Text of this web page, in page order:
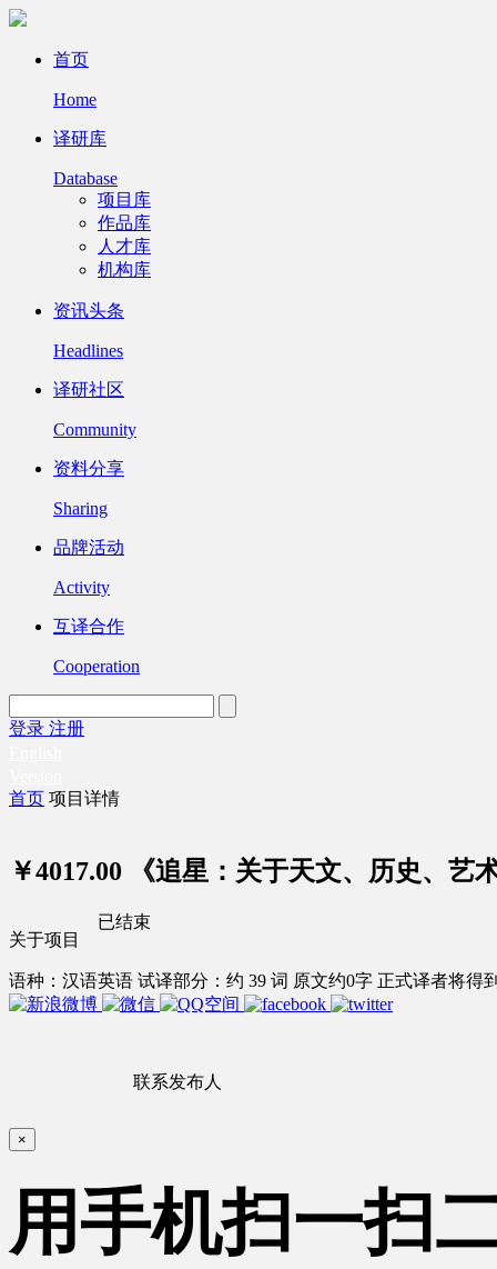
首页
Home
译研库
Database
项目库
作品库
人才库
机构库
资讯头条
Headlines
译研社区
Community
资料分享
Sharing
品牌活动
Activity
互译合作
Cooperation
登录 注册
首页 项目详情
￥4017.00 《追星：关于天文、历史、艺
关于项目
语种：汉语英语 试译部分：约 39 词 原文约0字 正式译者将得
联系发布人
已结束
×
用手机扫一扫